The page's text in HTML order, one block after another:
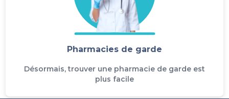
Pharmacies de garde
Désormais, trouver une pharmacie de garde est
plus facile